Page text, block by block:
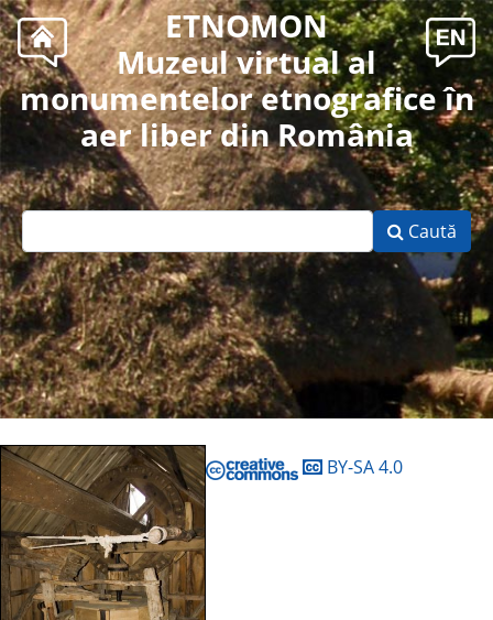
ETNOMON
Muzeul virtual al
monumentelor etnografice în
aer liber din România
Caută
BY-SA 4.0